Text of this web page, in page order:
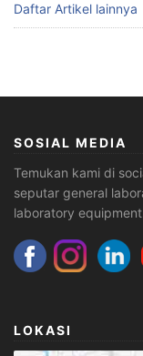
Daftar Artikel lainnya
SOSIAL MEDIA
Temukan kami di
seputar general
laboratory
LOKASI